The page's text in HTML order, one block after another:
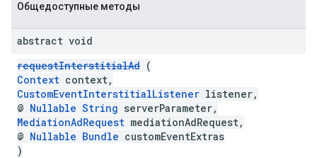
Общедоступные методы
abstract void
requestInterstitialAd (
Context context,
CustomEventInterstitialListener listener,
@ Nullable String serverParameter,
MediationAdRequest mediationAdRequest,
@ Nullable Bundle customEventExtras
)